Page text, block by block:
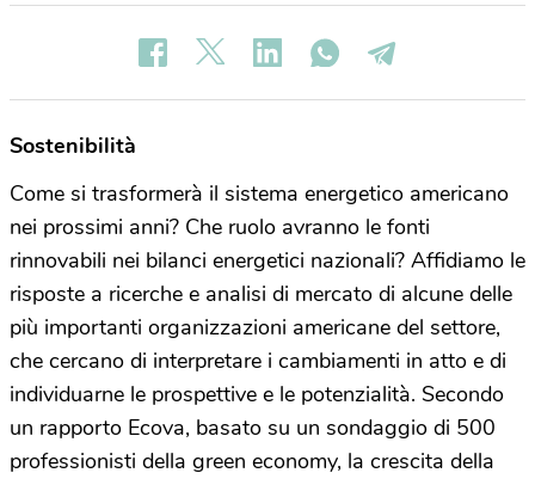
Sostenibilità
Come si trasformerà il sistema energetico americano
nei prossimi anni? Che ruolo avranno le fonti
rinnovabili nei bilanci energetici nazionali? Affidiamo le
risposte a ricerche e analisi di mercato di alcune delle
più importanti organizzazioni americane del settore,
che cercano di interpretare i cambiamenti in atto e di
individuarne le prospettive e le potenzialità. Secondo
un rapporto Ecova, basato su un sondaggio di 500
professionisti della green economy, la crescita della